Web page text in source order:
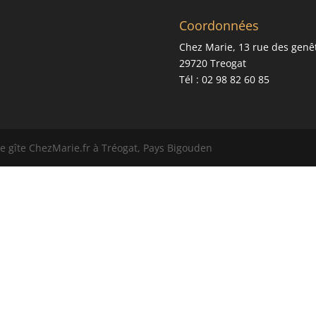
Coordonnées
Chez Marie, 13 rue des
29720 Treogat
Tél : 02 98 82 60 85
gîte ChezMarie.fr à Tréogat, Pays Bigouden